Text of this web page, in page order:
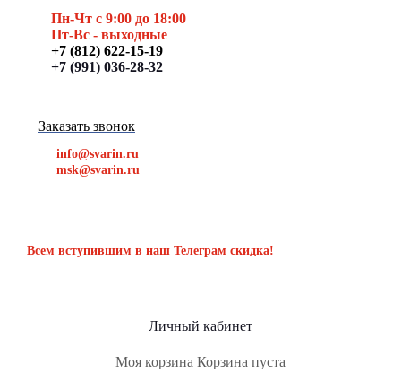
Пн-Чт с 9:00 до 18:00
Пт-Вс - выходные
+7 (812) 622-15-19
+7 (991) 036-28-32
Заказать звонок
info@svarin.ru
msk@svarin.ru
Всем вступившим в наш Телеграм скидка!
Личный кабинет
Моя корзина Корзина пуста